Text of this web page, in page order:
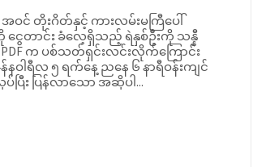
အဝင် တိုးဂိတ်နှင့် ကားလမ်းမကြီပေါ်
ငွေတာင်း ခံလေ့ရှိသည့် ရဲနှစ်ဦးကို သန္နီ
က ပစ်သတ်ရှင်းလင်းလိုက်ကြောင်း
ြီး ပြန်လာသော အဆိုပါ...